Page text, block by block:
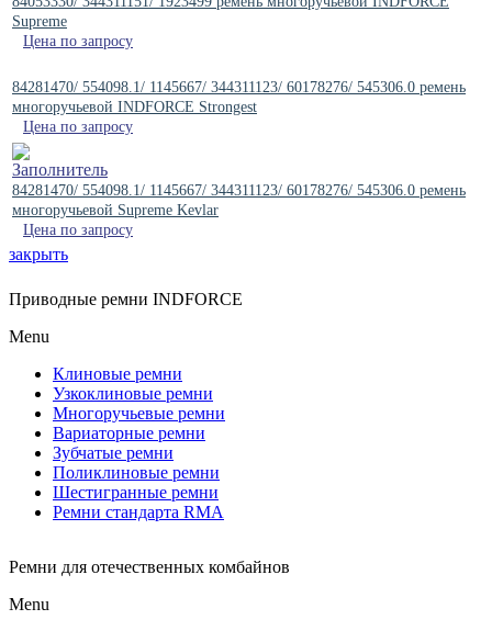
Supreme
Цена по запросу
84281470/ 554098.1/ 1145667/ 344311123/ 60178276/ 545306.0 ремень
многоручьевой INDFORCE Strongest
Цена по запросу
84281470/ 554098.1/ 1145667/ 344311123/ 60178276/ 545306.0 ремень
многоручьевой Supreme Kevlar
Цена по запросу
закрыть
Приводные ремни INDFORCE
Menu
Клиновые ремни
Узкоклиновые ремни
Многоручьевые ремни
Вариаторные ремни
Зубчатые ремни
Поликлиновые ремни
Шестигранные ремни
Ремни стандарта RMA
Ремни для отечественных комбайнов
Menu